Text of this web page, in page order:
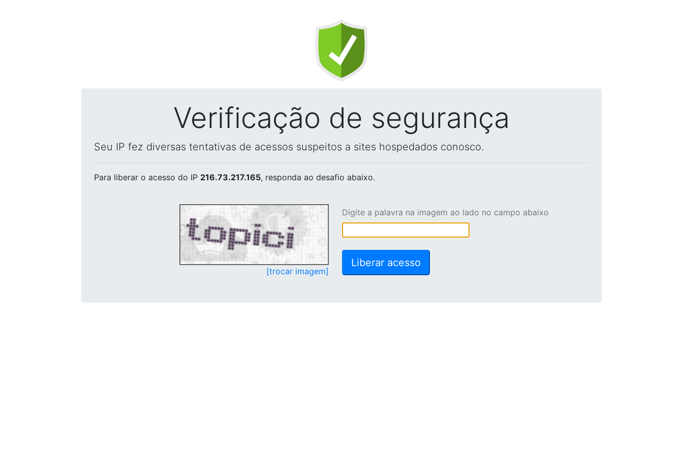
Verificação de segurança
Seu IP fez diversas tentativas de acessos suspeitos a sites hospedados conosco.
Para liberar o acesso do IP 216.73.217.165, responda ao desafio abaixo.
[trocar imagem]
Digite a palavra na imagem ao lado no campo abaixo